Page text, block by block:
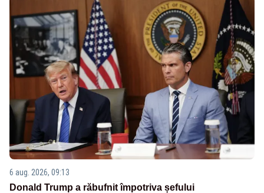
6 aug. 2026, 09:13
Donald Trump a răbufnit împotriva șefului